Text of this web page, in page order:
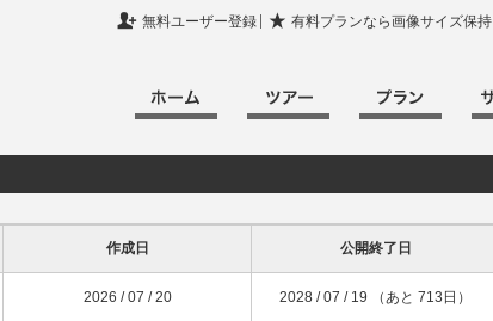
 無料ユーザー登録 ★ 有料プランなら画像サイズ保持
作成日 公開終了日
2026 / 07 / 20 2028 / 07 / 19 （あと 713日）